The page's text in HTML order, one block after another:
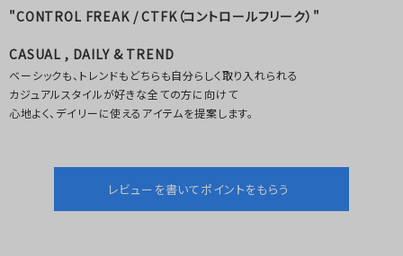
"CONTROL FREAK / CTFK（コントロールフリーク）"
CASUAL , DAILY & TREND
ベーシックも、トレンドもどちらも自分らしく取り入れられる
カジュアルスタイルが好きな全ての方に向けて
心地よく、デイリーに使えるアイテムを提案します。